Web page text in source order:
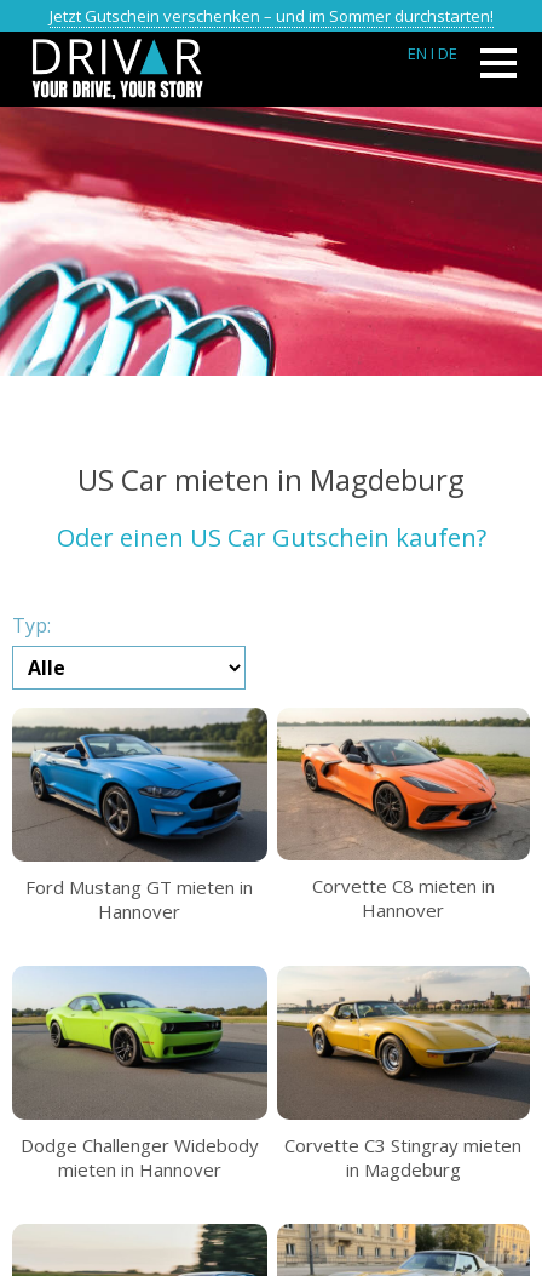
Jetzt Gutschein verschenken – und im Sommer durchstarten!
EN I DE
US Car mieten in Magdeburg
Oder einen US Car Gutschein kaufen?
Typ:
Ford Mustang GT mieten in
Hannover
Corvette C8 mieten in
Hannover
Dodge Challenger Widebody
mieten in Hannover
Corvette C3 Stingray mieten
in Magdeburg